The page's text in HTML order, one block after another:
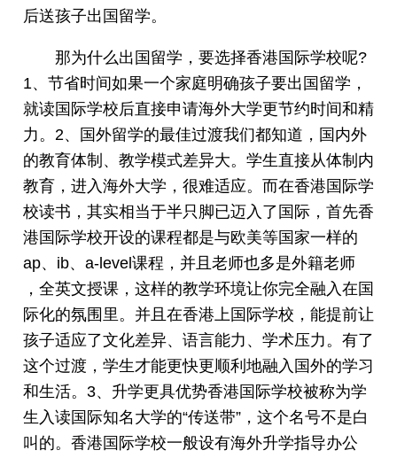
后送孩子出国留学。
那为什么出国留学，要选择香港国际学校呢?
1、节省时间如果一个家庭明确孩子要出国留学，
就读国际学校后直接申请海外大学更节约时间和精
力。2、国外留学的最佳过渡我们都知道，国内外
的教育体制、教学模式差异大。学生直接从体制内
教育，进入海外大学，很难适应。而在香港国际学
校读书，其实相当于半只脚已迈入了国际，首先香
港国际学校开设的课程都是与欧美等国家一样的
ap、ib、a-level课程，并且老师也多是外籍老师
，全英文授课，这样的教学环境让你完全融入在国
际化的氛围里。并且在香港上国际学校，能提前让
孩子适应了文化差异、语言能力、学术压力。有了
这个过渡，学生才能更快更顺利地融入国外的学习
和生活。3、升学更具优势香港国际学校被称为学
生入读国际知名大学的“传送带”，这个名号不是白
叫的。香港国际学校一般设有海外升学指导办公